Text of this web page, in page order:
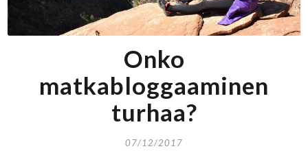
Onko
matkabloggaaminen
turhaa?
07/12/2017